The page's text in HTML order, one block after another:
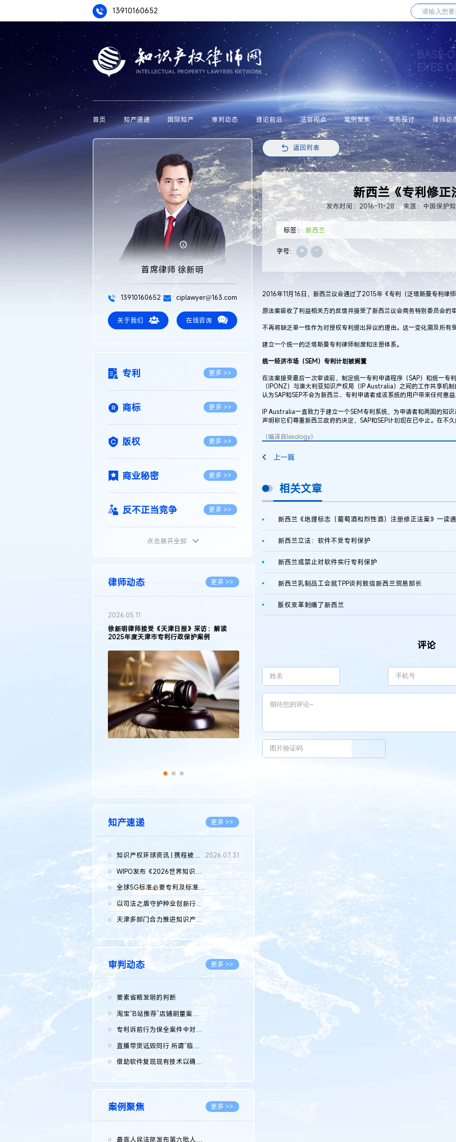
13910160652
BASE
EYES
首页 知产速递 国际知产 审判动态 理论前沿 法官视点 案例聚焦 实务探讨 律师动
首席律师 徐新明
13910160652 ciplawyer@163.com
关于我们 在线咨询
专利 更多 >>
商标 更多 >>
版权 更多 >>
商业秘密 更多 >>
反不正当竞争 更多 >>
植物新品种
地理标志 更多 >>
集成电路布图设计
传统文化 更多 >>
点击展开全部
律师动态 更多 >>
2026.05.11
徐新明律师接受《天津日报》采访：解读
2025年度天津市专利行政保护案例
2026.03.09
2026.02.10
知产速递 更多 >>
知识产权环球资讯 | 携程被市监总局罚51.79亿；瑞幸泰国商标案上...
2026.07.31
WIPO发布《2026世界知识产权报告》 含报告全文
全球5G标准必要专利及标准提案研究报告（2026年）全文发布
以司法之盾守护种业创新行稳致远
2026.08.05
天津多部门合力推进知识产权保护工作
2026.08.05
审判动态 更多 >>
要素省略发明的判断
淘宝“B站推荐”店铺刷量案维持原判，两被告连带赔偿150万元
专利诉前行为保全案件中对仿制药申请人曾作出三类声明的考量及违...
直播带货诋毁同行 所谓“临场发挥”不免责
借助软件复现现有技术以确认相关参数特征是否被公开
案例聚焦 更多 >>
最高人民法院发布第六批人民法院种业知识产权司法保护典型案例 含...
返回列表
新西兰《专利修正
发布时间：2016-11-28 来源：中国保护
标签： 新西兰
字号: + -
2016年11月16日，新西兰议会通过了2015年《专利（泛塔斯曼专利律
原法案吸收了利益相关方的反馈并接受了新西兰议会商务特别委员会的
不再将缺乏单一性作为对授权专利提出异议的理由。这一变化溯及所
建立一个统一的泛塔斯曼专利律师制度和注册体系。
统一经济市场（SEM）专利计划被搁置
在法案接受最后一次审读前，制定统一专利申请程序（SAP）和统一专
（IPONZ）与澳大利亚知识产权局（IP Australia）之间的工作共享机
认为SAP和SEP不会为新西兰、专利申请者或该系统的用户带来任何惠
IP Australia一直致力于建立一个SEM专利系统，为申请者和两国的知
声明称它们尊重新西兰政府的决定，SAP和SEP计划现在已中止。在不
（编译自lexology）
上一篇
相关文章
新西兰《地理标志（葡萄酒和烈性酒）注册修正法案》一读
新西兰立法：软件不受专利保护
新西兰或禁止对软件实行专利保护
新西兰乳制品工会就TPP谈判致信新西兰贸易部长
版权变革刺痛了新西兰
评论